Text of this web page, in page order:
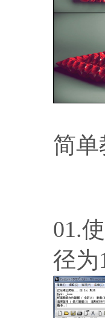
简单
01.
径为